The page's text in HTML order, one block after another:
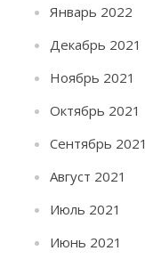
Январь 2022
Декабрь 2021
Ноябрь 2021
Октябрь 2021
Сентябрь 2021
Август 2021
Июль 2021
Июнь 2021